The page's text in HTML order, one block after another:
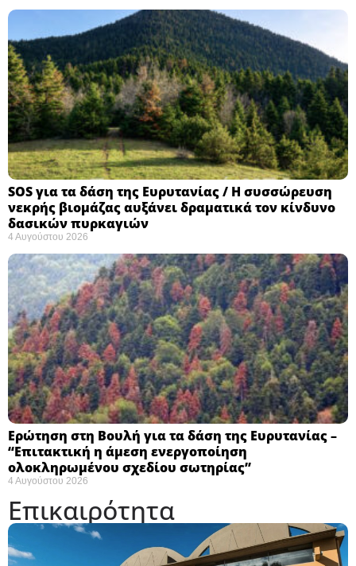
SOS για τα δάση της Ευρυτανίας / Η συσσώρευση
νεκρής βιομάζας αυξάνει δραματικά τον κίνδυνο
δασικών πυρκαγιών
4 Αυγούστου 2026
Ερώτηση στη Βουλή για τα δάση της Ευρυτανίας –
“Eπιτακτική η άμεση ενεργοποίηση
ολοκληρωμένου σχεδίου σωτηρίας”
4 Αυγούστου 2026
Επικαιρότητα